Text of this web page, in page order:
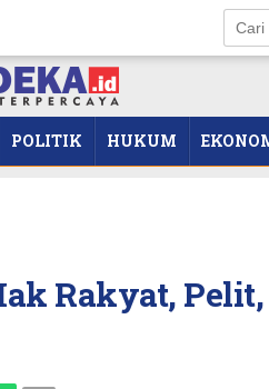
POLITIK HUKUM
Rakyat,